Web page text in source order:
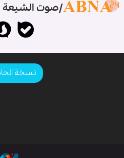
صوت الشيعة
نسخة